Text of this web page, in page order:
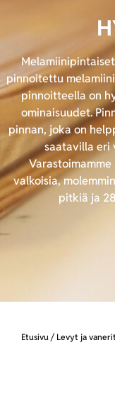
pinnoitettu
pinnoitteella on
ominaisuudet.
pinnan, joka on
saatavilla eri
valkoisia,
pitkiä ja
Etusivu / Levyt ja vanerit